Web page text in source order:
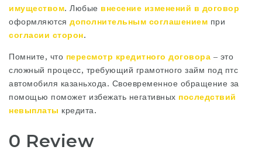
имуществом. Любые внесение изменений в договор
оформляются дополнительным соглашением при
согласии сторон.
Помните‚ что пересмотр кредитного договора – это
сложный процесс‚ требующий грамотного займ под птс
автомобиля казаньхода. Своевременное обращение за
помощью поможет избежать негативных последствий
невыплаты кредита.
0 Review